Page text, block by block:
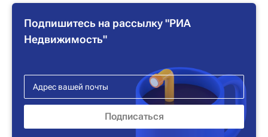
Подпишитесь на рассылку "РИА
Недвижимость"